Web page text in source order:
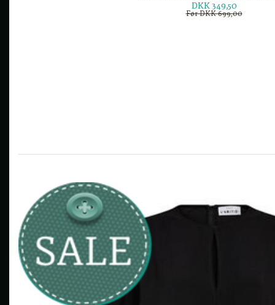
DKK 349,50
Før DKK 699,00